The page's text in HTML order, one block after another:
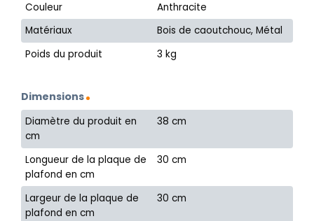
Couleur
Anthracite
Matériaux
Bois de caoutchouc, Métal
Poids du produit
3 kg
Dimensions
Diamètre du produit en
cm
38 cm
Longueur de la plaque de
plafond en cm
30 cm
Largeur de la plaque de
plafond en cm
30 cm